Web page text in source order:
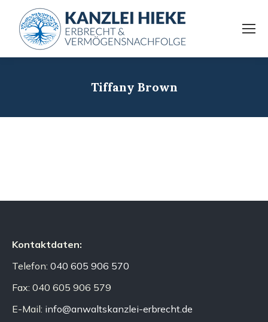
Tiffany Brown
Kontaktdaten:
Telefon: 040 605 906 570
Fax: 040 605 906 579
E-Mail: info@anwaltskanzlei-erbrecht.de